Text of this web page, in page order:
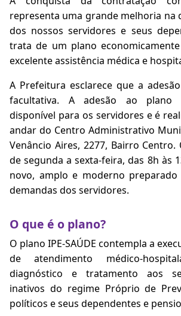
representa uma grande melhoria na
dos nossos servidores e seus
trata de um plano
excelente assistência médica e
A Prefeitura esclarece que a adesão
facultativa. A adesão ao plano
disponível para os servidores e é
andar do Centro Administrativo
Venâncio Aires, 2277, Bairro
de segunda a sexta-feira, das 8h às
novo, amplo e moderno
demandas dos servidores.
O que é o plano?
O plano IPE-SAÚDE contempla a
de atendimento médico-
diagnóstico e tratamento aos
inativos do regime Próprio de
políticos e seus dependentes e